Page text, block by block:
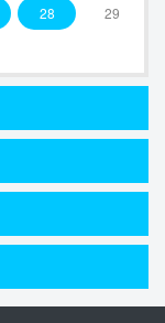
28 29